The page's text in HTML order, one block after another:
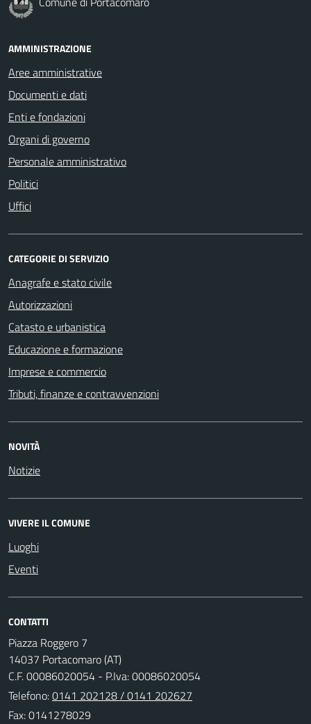
AMMINISTRAZIONE
Aree amministrative
Documenti e dati
Enti e fondazioni
Organi di governo
Personale amministrativo
Politici
Uffici
CATEGORIE DI SERVIZIO
Anagrafe e stato civile
Autorizzazioni
Catasto e urbanistica
Educazione e formazione
Imprese e commercio
Tributi, finanze e contravvenzioni
NOVITÀ
Notizie
VIVERE IL COMUNE
Luoghi
Eventi
CONTATTI
Piazza Roggero 7
14037 Portacomaro (AT)
C.F. 00086020054 - P.Iva: 00086020054
Telefono:0141 202128 / 0141 202627
Fax: 0141278029